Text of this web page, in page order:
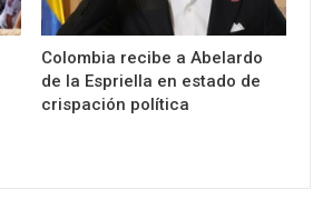
Colombia recibe a Abelardo
de la Espriella en estado de
crispación política